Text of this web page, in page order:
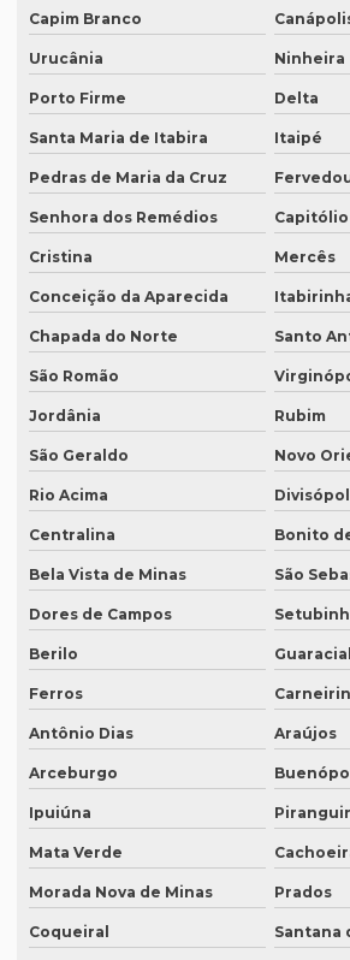
Preço de tradução juramentada
Preço tradução juramentada alemão
Preço tradução juramentada brasil
Preço de tradução juramentada italiano
Preço de tradução e legendagem
Preço tradução por página
Preço tradução por palavra
Preço tradução português inglês
Preço tradução russo
Preço tradução simultânea
Preço tradução técnica
Preço tradutor juramentado
Preço de um artigo científico
Profissional que realiza a tradução
Quais documentos precisam de tradução
Qual a diferença entre tradução simples
juramentada?
Qual é a melhor empresa de tradução em
Qual é o preço da tradução simultânea?
Qual o preço de uma tradução
Qual o valor da tradução juramentada
Qual o valor de tradução por página?
Capim Branco
Urucânia Ninheira
Porto Firme Delta
Santa Maria de Itabira Itaipé
Pedras de Maria da Cruz
Senhora dos Remédios Capitólio
Cristina Mercês
Conceição da Aparecida
Chapada do Norte Santo
São Romão
Jordânia Rubim
São Geraldo Novo
Rio Acima
Centralina Bonito
Bela Vista de Minas São
Dores de Campos
Berilo
Ferros
Antônio Dias Araújos
Arceburgo
Ipuiúna
Mata Verde
Morada Nova de Minas Prados
Coqueiral Santana